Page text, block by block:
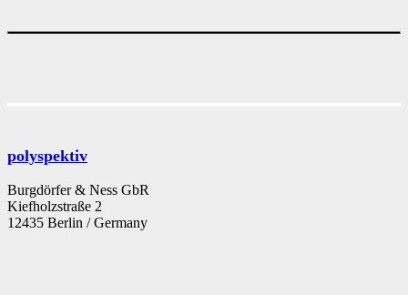
polyspektiv
Burgdörfer & Ness GbR
Kiefholzstraße 2
12435 Berlin / Germany